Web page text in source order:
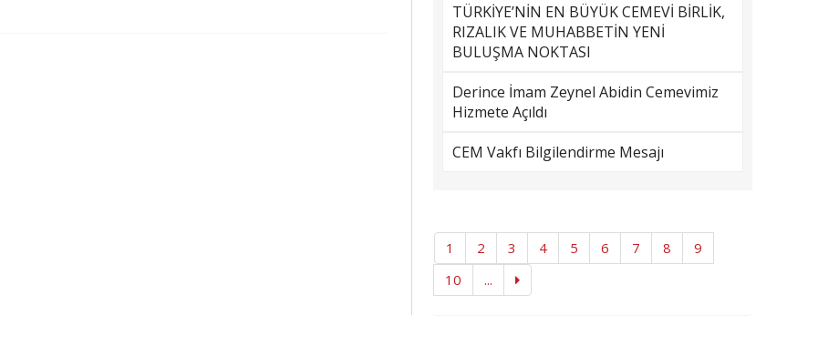
TÜRKİYE’NİN EN BÜYÜK CEMEVİ BİRLİK,
RIZALIK VE MUHABBETİN YENİ
BULUŞMA NOKTASI
Derince İmam Zeynel Abidin Cemevimiz
Hizmete Açıldı
CEM Vakfı Bilgilendirme Mesajı
1 2 3 4 5 6 7 8
9
10
...